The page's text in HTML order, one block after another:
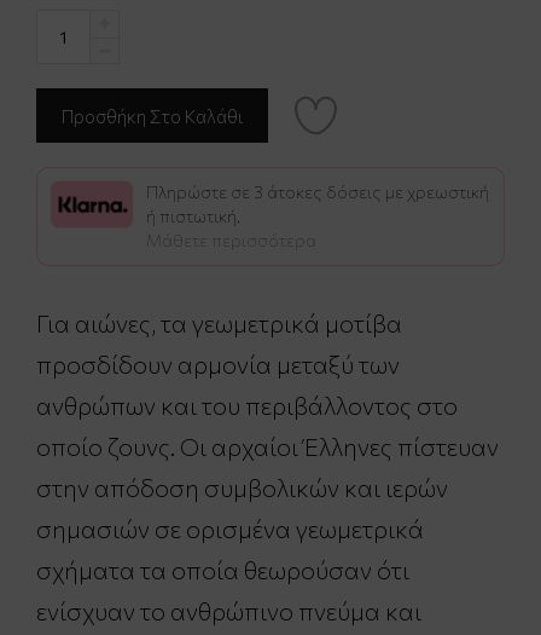
Πληρώστε σε 3 άτοκες δόσεις με χρεωστική
ή πιστωτική.
Μάθετε περισσότερα
​Για αιώνες, τα γεωμετρικά μοτίβα
προσδίδουν αρμονία μεταξύ των
ανθρώπων και του περιβάλλοντος στο
οποίο ζουνς. Οι αρχαίοι Έλληνες πίστευαν
στην απόδοση συμβολικών και ιερών
σημασιών σε ορισμένα γεωμετρικά
σχήματα τα οποία θεωρούσαν ότι
ενίσχυαν το ανθρώπινο πνεύμα και